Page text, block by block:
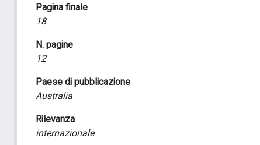
Pagina finale
18
N. pagine
12
Paese di pubblicazione
Australia
Rilevanza
internazionale